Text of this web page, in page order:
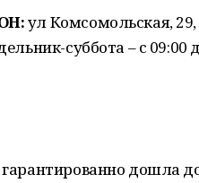
ул Комсомольская,
суббота – с 09:00
дошла